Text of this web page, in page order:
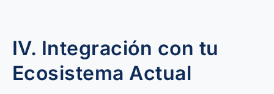
IV. Integración con tu
Ecosistema Actual